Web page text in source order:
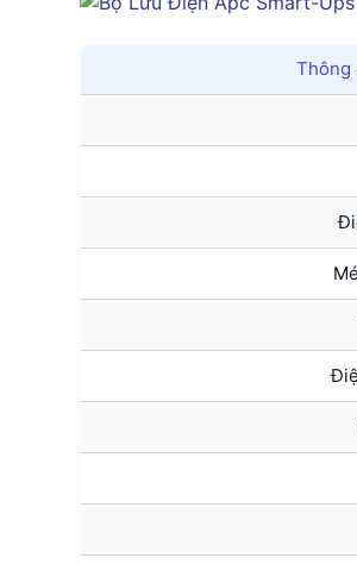
Thông